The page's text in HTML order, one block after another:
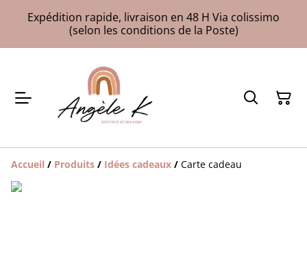
Expédition rapide, livraison en 48 H Via colissimo
(selon les conditions de la Poste)
Accueil / Produits / Idées cadeaux / Carte cadeau